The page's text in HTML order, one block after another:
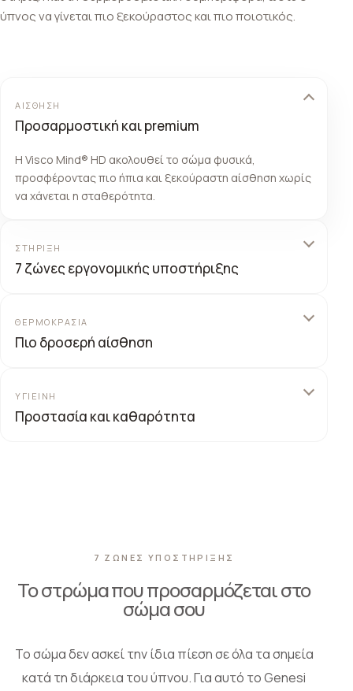
ύπνος να γίνεται πιο ξεκούραστος και πιο ποιοτικός.
ΑΊΣΘΗΣΗ
Προσαρμοστική και premium
Η Visco Mind® HD ακολουθεί το σώμα φυσικά,
προσφέροντας πιο ήπια και ξεκούραστη αίσθηση χωρίς
να χάνεται η σταθερότητα.
ΣΤΉΡΙΞΗ
7 ζώνες εργονομικής υποστήριξης
βοηθά το σώμα να ξεκουράζεται πιο σωστά σε βασικά
σημεία στήριξης.
ΘΕΡΜΟΚΡΑΣΊΑ
Πιο δροσερή αίσθηση
θερμοκρασίας, ώστε η αίσθηση του στρώματος να
παραμένει πιο ευχάριστη μέσα στη νύχτα.
ΥΓΙΕΙΝΉ
Προστασία και καθαρότητα
7 ΖΩΝΕΣ ΥΠΟΣΤΗΡΙΞΗΣ
Το στρώμα που προσαρμόζεται στο
σώμα σου
Το σώμα δεν ασκεί την ίδια πίεση σε όλα τα σημεία
κατά τη διάρκεια του ύπνου. Για αυτό το Genesi